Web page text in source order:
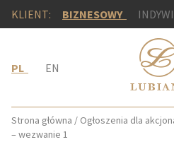
KLIENT: BIZNESOWY
PL EN
Strona główna / Ogłoszenia dla
– wezwanie 1